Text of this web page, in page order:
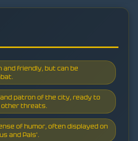
and friendly, but can be
patron of the city, ready to
other threats.
of humor, often displayed on
and Pals'.